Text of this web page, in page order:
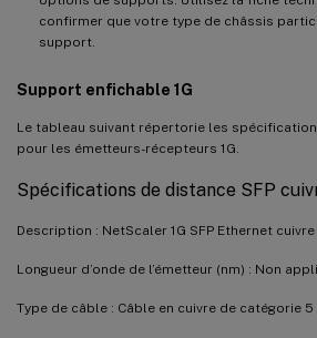
confirmer que votre type de châssis
support.
Support enfichable 1G
Le tableau suivant répertorie les
pour les émetteurs-récepteurs 1G.
Spécifications de distance SFP
Description : NetScaler 1G SFP Ethernet cuivre
Longueur d’onde de l’émetteur (nm) : Non
Type de câble : Câble en cuivre de catégorie 5